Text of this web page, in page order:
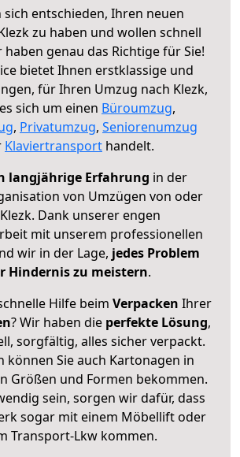
sich entschieden, Ihren neuen
zu haben und wollen schnell
haben genau das Richtige für Sie!
bietet Ihnen erstklassige und
für Ihren Umzug nach Klezk,
sich um einen Büroumzug,
, Privatumzug, Seniorenumzug
Klaviertransport handelt.
langjährige Erfahrung in der
von Umzügen von oder
Dank unserer engen
mit unserem professionellen
wir in der Lage, jedes Problem
Hindernis zu meistern.
Hilfe beim Verpacken Ihrer
? Wir haben die perfekte Lösung,
sorgfältig, alles sicher verpackt.
können Sie auch Kartonagen in
Größen und Formen bekommen.
sein, sorgen wir dafür, dass
sogar mit einem Möbellift oder
Transport-Lkw kommen.